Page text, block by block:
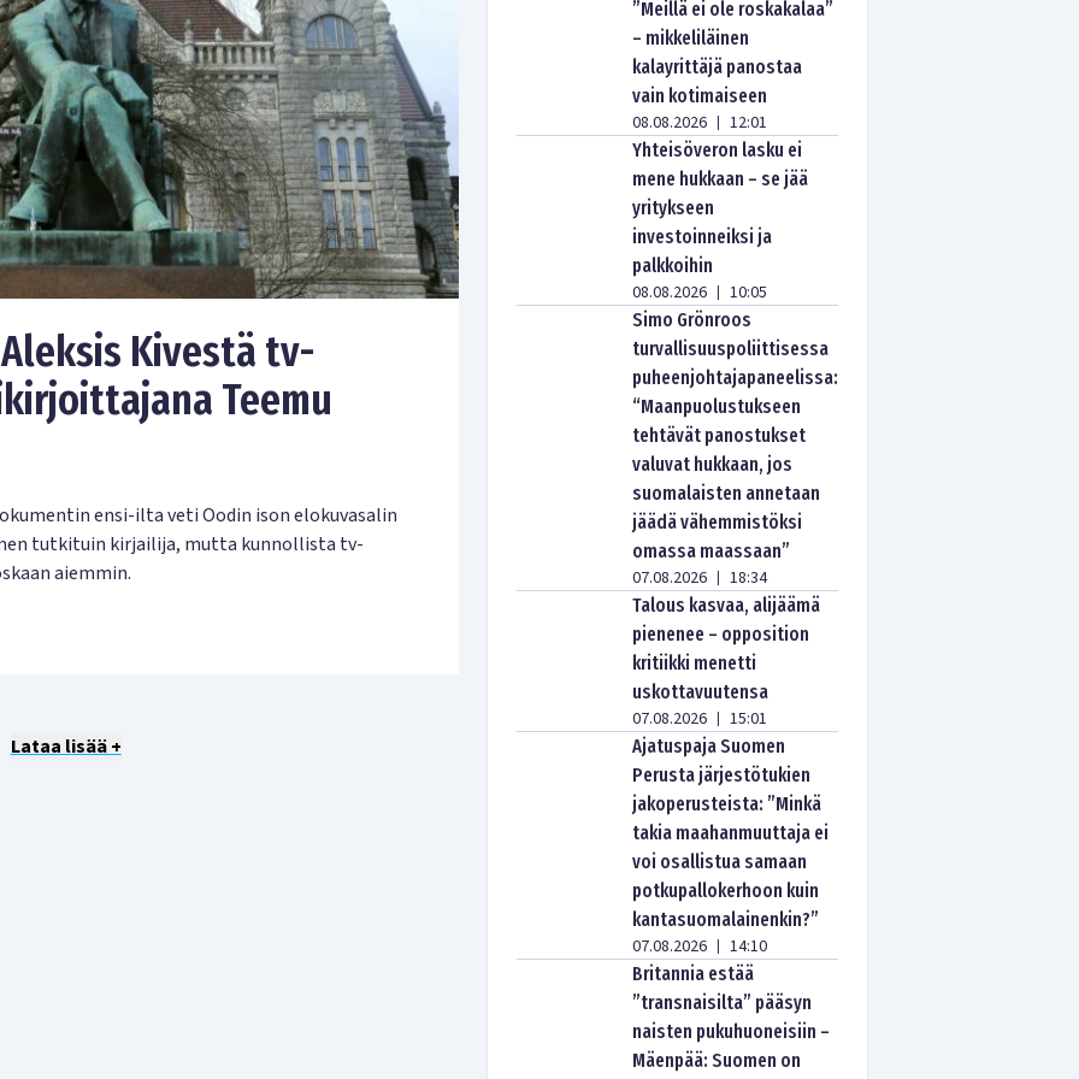
Kivestä tv-
Teemu
ensi-ilta veti Oodin ison elokuvasalin
tutkituin kirjailija, mutta kunnollista tv-
aiemmin.
Lataa lisää +
”Meillä ei ole roskakalaa”
– mikkeliläinen
kalayrittäjä panostaa
vain kotimaiseen
08.08.2026 | 12:01
Yhteisöveron lasku ei
mene hukkaan – se jää
yritykseen
investoinneiksi ja
palkkoihin
08.08.2026 | 10:05
Simo Grönroos
turvallisuuspoliittisessa
puheenjohtajapaneelissa:
“Maanpuolustukseen
tehtävät panostukset
valuvat hukkaan, jos
suomalaisten annetaan
jäädä vähemmistöksi
omassa maassaan”
07.08.2026 | 18:34
Talous kasvaa, alijäämä
pienenee – opposition
kritiikki menetti
uskottavuutensa
07.08.2026 | 15:01
Ajatuspaja Suomen
Perusta järjestötukien
jakoperusteista: ”Minkä
takia maahanmuuttaja ei
voi osallistua samaan
potkupallokerhoon kuin
kantasuomalainenkin?”
07.08.2026 | 14:10
Britannia estää
”transnaisilta” pääsyn
naisten pukuhuoneisiin –
Mäenpää: Suomen on